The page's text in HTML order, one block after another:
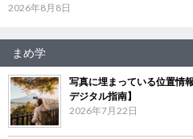
2026年8月8日
まめ学
写真に埋まっている位置情
デジタル指南】
2026年7月22日